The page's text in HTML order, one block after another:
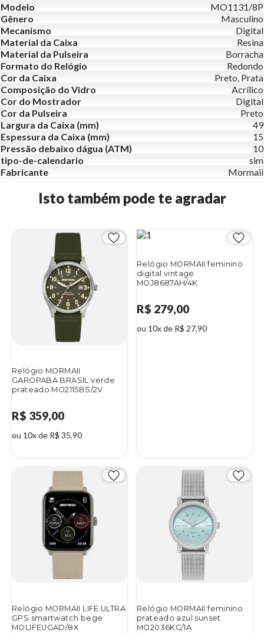
Modelo
MO1131/8P
Gênero
Masculino
Mecanismo
Digital
Material da Caixa
Resina
Material da Pulseira
Borracha
Formato do Relógio
Redondo
Cor da Caixa
Preto, Prata
Composição do Vidro
Acrílico
Cor do Mostrador
Digital
Cor da Pulseira
Preto
Largura da Caixa (mm)
49
Espessura da Caixa (mm)
15
Pressão debaixo dágua (ATM)
10
tipo-de-calendario
sim
Fabricante
Mormaii
Isto também pode te agradar
Relógio MORMAII
GAROPABA BRASIL verde
prateado MO2115BS/2V
R$ 359,00
ou 10x de R$ 35,90
Relógio MORMAII feminino
digital vintage
MOJ8687AH/4K
R$ 279,00
ou 10x de R$ 27,90
Relógio MORMAII LIFE ULTRA
GPS smartwatch bege
MOLIFEUGAD/8X
Relógio MORMAII feminino
prateado azul sunset
MO2036KC/1A